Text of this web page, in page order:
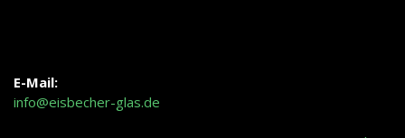
E-Mail:
info@eisbecher-glas.de